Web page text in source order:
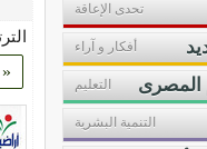
«
تحدى الإعاقة
أفكار و آراء
المصرى التعليم
التنمية البشرية